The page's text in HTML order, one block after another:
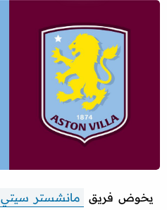
يخوض فريق مانشستر سيتي